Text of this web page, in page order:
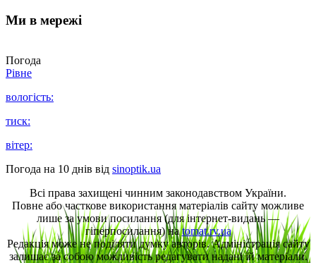
Ми в мережі
Погода
Рівне
вологість:
тиск:
вітер:
Погода на 10 днів від sinoptik.ua
Всі права захищені чинним законодавством України.
Повне або часткове використання матеріалів сайту можливе
лише за умови посилання (для інтернет-видань —
гіперпосилання) наtomat.rv.ua
Редакція може не поділяти думку авторів. Адміністрація сайту
залишає за собою можливість редагувати надані їй матеріали.